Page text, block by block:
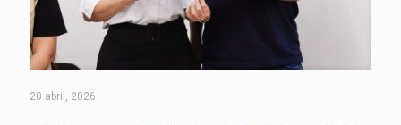
20 abril, 2026